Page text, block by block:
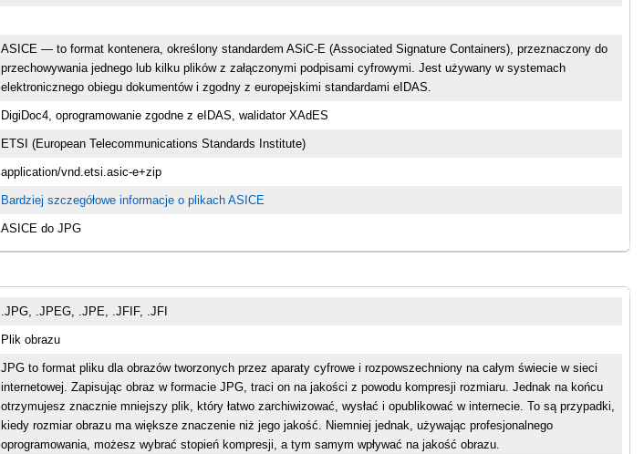
ASICE — to format kontenera, określony standardem ASiC-E (Associated Signature Containers), przeznaczony do
przechowywania jednego lub kilku plików z załączonymi podpisami cyfrowymi. Jest używany w systemach
elektronicznego obiegu dokumentów i zgodny z europejskimi standardami eIDAS.
DigiDoc4, oprogramowanie zgodne z eIDAS, walidator XAdES
ETSI (European Telecommunications Standards Institute)
application/vnd.etsi.asic-e+zip
Bardziej szczegółowe informacje o plikach ASICE
ASICE do JPG
.JPG, .JPEG, .JPE, .JFIF, .JFI
Plik obrazu
JPG to format pliku dla obrazów tworzonych przez aparaty cyfrowe i rozpowszechniony na całym świecie w sieci
internetowej. Zapisując obraz w formacie JPG, traci on na jakości z powodu kompresji rozmiaru. Jednak na końcu
otrzymujesz znacznie mniejszy plik, który łatwo zarchiwizować, wysłać i opublikować w internecie. To są przypadki,
kiedy rozmiar obrazu ma większe znaczenie niż jego jakość. Niemniej jednak, używając profesjonalnego
oprogramowania, możesz wybrać stopień kompresji, a tym samym wpływać na jakość obrazu.